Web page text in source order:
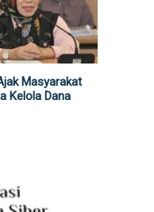
Masyarakat
Kelola Dana